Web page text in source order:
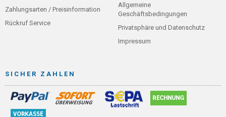
Zahlungsarten / Preisinformation
Rückruf Service
Allgemeine
Geschäftsbedingungen
Privatsphäre und Datenschutz
Impressum
SICHER ZAHLEN